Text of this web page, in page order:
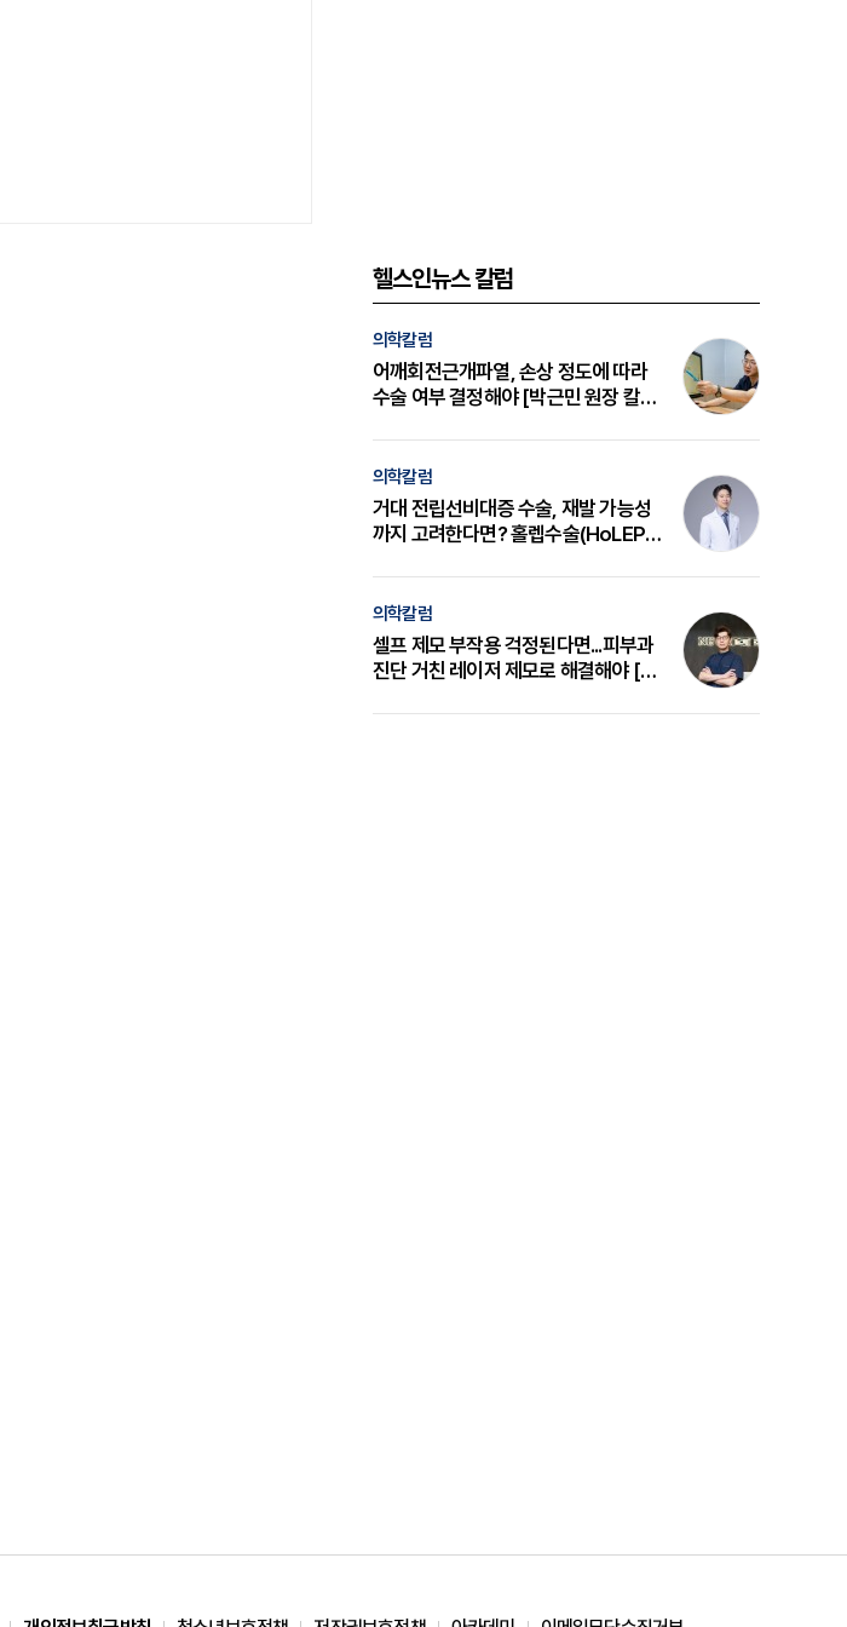
헬스인뉴스 칼럼
의학칼럼
어깨회전근개파열, 손상 정도에 따라
수술 여부 결정해야 [박근민 원장 칼
의학칼럼
거대 전립선비대증 수술, 재발 가능성
까지 고려한다면? 홀렙수술(HoLEP)
의학칼럼
셀프 제모 부작용 걱정된다면...피부과
진단 거친 레이저 제모로 해결해야 [변